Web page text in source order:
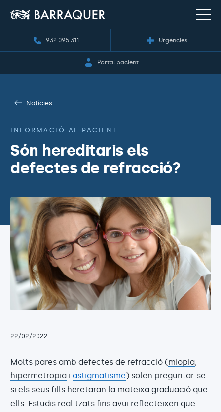
932 095 311 Urgències
Portal pacient
Notícies
INFORMACIÓ AL PACIENT
Són hereditaris els
defectes de refracció?
22/02/2022
Molts pares amb defectes de refracció (miopia,
hipermetropia i astigmatisme) solen preguntar-se
si els seus fills heretaran la mateixa graduació que
ells. Estudis realitzats fins avui reflecteixen que